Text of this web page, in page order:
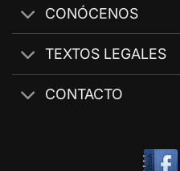
CONÓCENOS
TEXTOS LEGALES
CONTACTO